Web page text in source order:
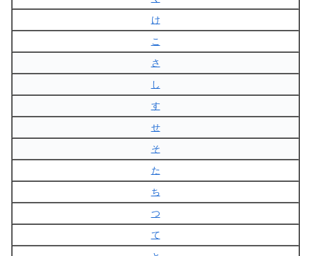
け
こ
さ
し
す
せ
そ
た
ち
つ
て